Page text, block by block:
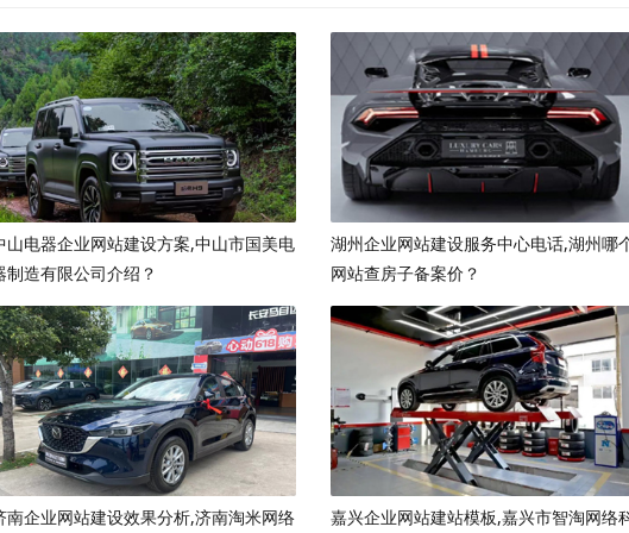
山电器企业网站建设方案,中山市国美电
制造有限公司介绍？
湖州企业网站建设服务中心电话,湖州哪
网站查房子备案价？
南企业网站建设效果分析,济南淘米网络 嘉兴企业网站建站模板,嘉兴市智淘网络